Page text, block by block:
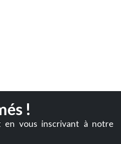
!
en vous inscrivant à notre